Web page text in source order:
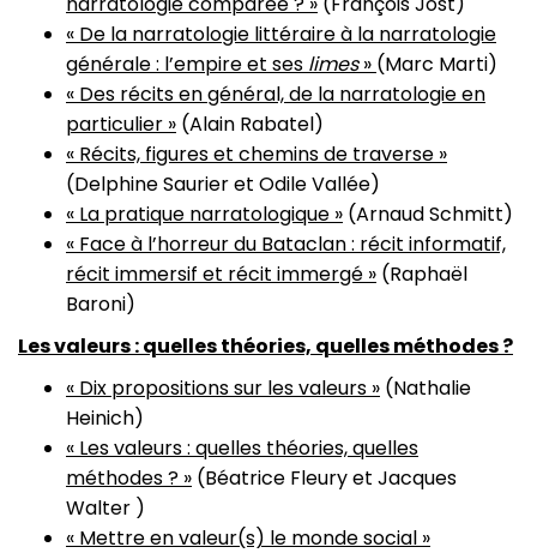
« De la narratologie littéraire à la narratologie
générale : l’empire et ses limes» (Marc Marti)
« Des récits en général, de la narratologie en
particulier » (Alain Rabatel)
« Récits, figures et chemins de traverse »
(Delphine Saurier et Odile Vallée)
« La pratique narratologique » (Arnaud Schmitt)
« Face à l’horreur du Bataclan : récit informatif,
récit immersif et récit immergé » (Raphaël
Baroni)
Les valeurs : quelles théories, quelles méthodes ?
« Dix propositions sur les valeurs » (Nathalie
Heinich)
« Les valeurs : quelles théories, quelles
méthodes ? » (Béatrice Fleury et Jacques
Walter )
« Mettre en valeur(s) le monde social »